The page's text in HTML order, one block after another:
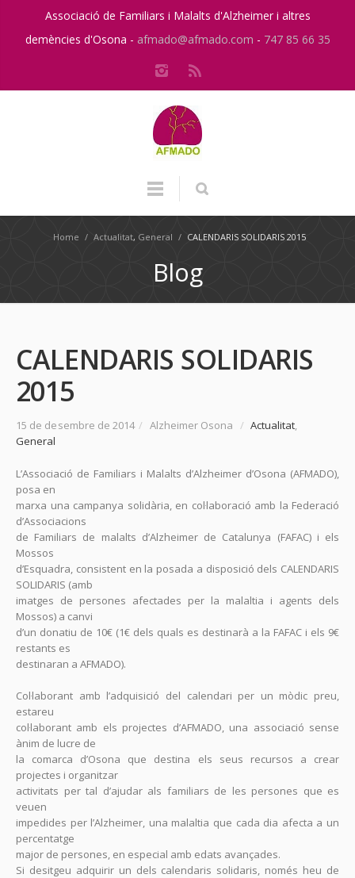
Associació de Familiars i Malalts d'Alzheimer i altres
demències d'Osona - afmado@afmado.com - 747 85 66 35
Home / Actualitat, General / CALENDARIS SOLIDARIS 2015
Blog
CALENDARIS SOLIDARIS
2015
15 de desembre de 2014 / Alzheimer Osona / Actualitat,
General
L’Associació de Familiars i Malalts d’Alzheimer d’Osona (AFMADO),
posa en
marxa una campanya solidària, en col·laboració amb la Federació
d’Associacions
de Familiars de malalts d’Alzheimer de Catalunya (FAFAC) i els
Mossos
d’Esquadra, consistent en la posada a disposició dels CALENDARIS
SOLIDARIS (amb
imatges de persones afectades per la malaltia i agents dels
Mossos) a canvi
d’un donatiu de 10€ (1€ dels quals es destinarà a la FAFAC i els 9€
restants es
destinaran a AFMADO).
Col·laborant amb l’adquisició del calendari per un mòdic preu,
estareu
col·laborant amb els projectes d’AFMADO, una associació sense
ànim de lucre de
la comarca d’Osona que destina els seus recursos a crear
projectes i organitzar
activitats per tal d’ajudar als familiars de les persones que es
veuen
impedides per l’Alzheimer, una malaltia que cada dia afecta a un
percentatge
major de persones, en especial amb edats avançades.
Si desitgeu adquirir un dels calendaris solidaris, només heu de